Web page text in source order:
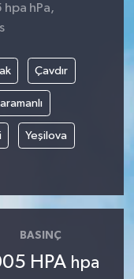
hpa hPa,
Çavdır
Yeşilova
BASINÇ
HPA hpa